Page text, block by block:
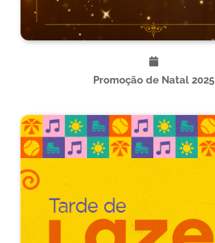
Promoção de Natal 2025